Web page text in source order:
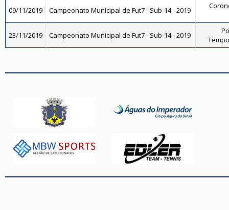
09/11/2019 Campeonato Municipal de Fut7 - Sub-14 - 2019
23/11/2019 Campeonato Municipal de Fut7 - Sub-14 - 2019